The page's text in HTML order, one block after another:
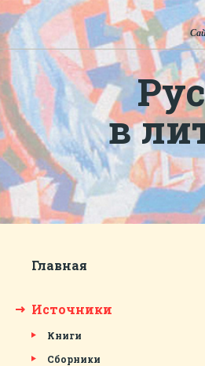
в
Главная
Источники
Книги
Сборники